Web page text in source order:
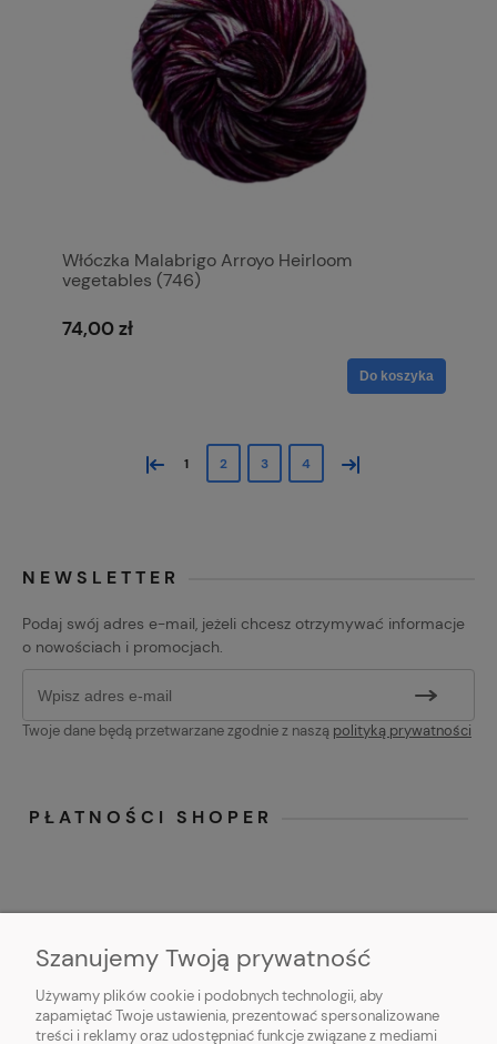
Włóczka Malabrigo Arroyo Heirloom
vegetables (746)
74,00 zł
Do koszyka
« 1 2 3 4 »
NEWSLETTER
Podaj swój adres e-mail, jeżeli chcesz otrzymywać informacje
o nowościach i promocjach.
Twoje dane będą przetwarzane zgodnie z naszą polityką prywatności
PŁATNOŚCI SHOPER
O NAS
Szanujemy Twoją prywatność
Używamy plików cookie i podobnych technologii, aby
zapamiętać Twoje ustawienia, prezentować spersonalizowane
treści i reklamy oraz udostępniać funkcje związane z mediami